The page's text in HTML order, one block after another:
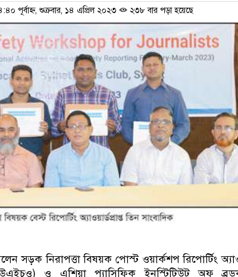
পূর্বাহ্ন, শুক্রবার, ১৪ এপ্রিল ২০২৩ ২৩৮ বার পড়া হয়েছে
সড়ক নিরাপত্তা বিষয়ক পোস্ট ওয়ার্কশপ রিপোর্টিং
ও এশিয়া প্যাসিফিক ইনস্টিটিউট অফ